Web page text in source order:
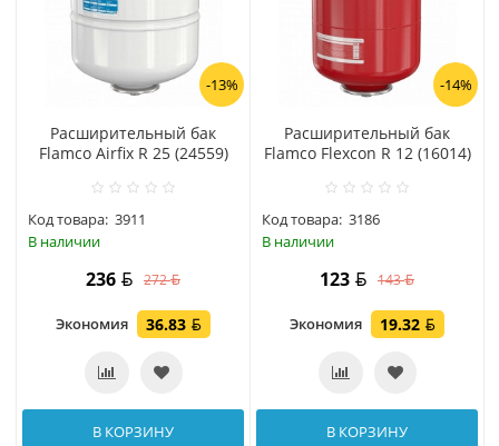
-13%
Расширительный бак
Flamco Airfix R 25 (24559)
Код товара: 3911
В наличии
236 272
Экономия 36.83
В КОРЗИНУ
-14%
Расширительный бак
Flamco Flexcon R 12 (16014)
Код товара: 3186
В наличии
123 143
Экономия 19.32
В КОРЗИНУ